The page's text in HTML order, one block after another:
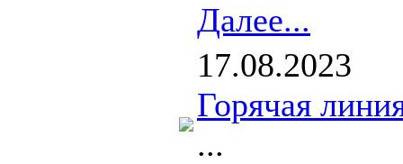
Далее...
17.08.2023
Горячая
...